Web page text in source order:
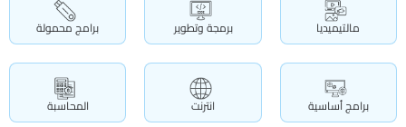
مالتيميديا برمجة وتطوير برامج محمولة
برامج أساسية انترنت المحاسبة